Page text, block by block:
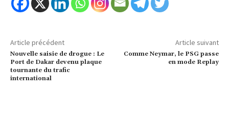
Article précédent
Nouvelle saisie de drogue : Le
Port de Dakar devenu plaque
tournante du trafic
international
Article suivant
Comme Neymar, le PSG passe
en mode Replay